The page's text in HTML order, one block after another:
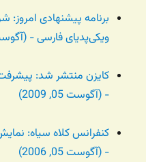
ویکی‌پدیای فارسی - (آگوست 05,
کایزن منتشر شد:
- (آگوست 05, 2009)
کنفرانس کلاه سیاه:‌
- (آگوست 05, 2006)